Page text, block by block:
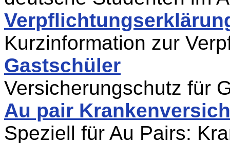
Kurzinformation zur
Gastschüler
Versicherungschutz für
Au pair
Speziell für Au Pairs: